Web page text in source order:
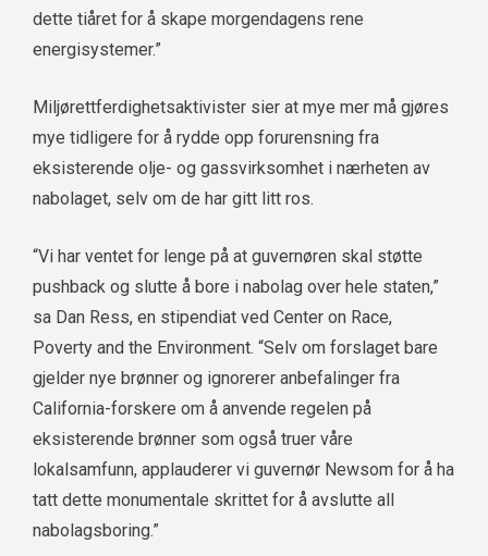
dette tiåret for å skape morgendagens rene
energisystemer.”
Miljørettferdighetsaktivister sier at mye mer må gjøres
mye tidligere for å rydde opp forurensning fra
eksisterende olje- og gassvirksomhet i nærheten av
nabolaget, selv om de har gitt litt ros.
“Vi har ventet for lenge på at guvernøren skal støtte
pushback og slutte å bore i nabolag over hele staten,”
sa Dan Ress, en stipendiat ved Center on Race,
Poverty and the Environment. “Selv om forslaget bare
gjelder nye brønner og ignorerer anbefalinger fra
California-forskere om å anvende regelen på
eksisterende brønner som også truer våre
lokalsamfunn, applauderer vi guvernør Newsom for å ha
tatt dette monumentale skrittet for å avslutte all
nabolagsboring.”